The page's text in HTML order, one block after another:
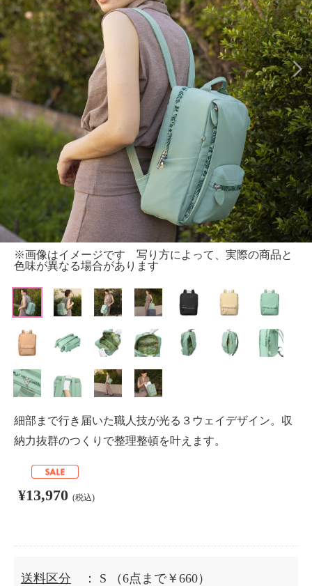
※画像はイメージです 写り方によって、実際の商品と
色味が異なる場合があります
細部まで行き届いた職人技が光る３ウェイデザイン。収
納力抜群のつくりで整理整頓を叶えます。
¥13,970 (税込)
送料区分 ： S
（6点まで￥660）